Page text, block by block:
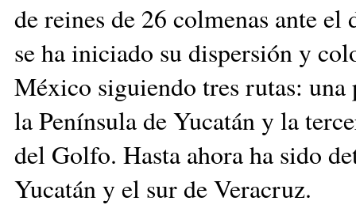
de reines de 26 colmenas ante
se ha iniciado su dispersión y
México siguiendo tres rutas:
la Península de Yucatán y la
del Golfo. Hasta ahora ha sido
Yucatán y el sur de Veracruz.